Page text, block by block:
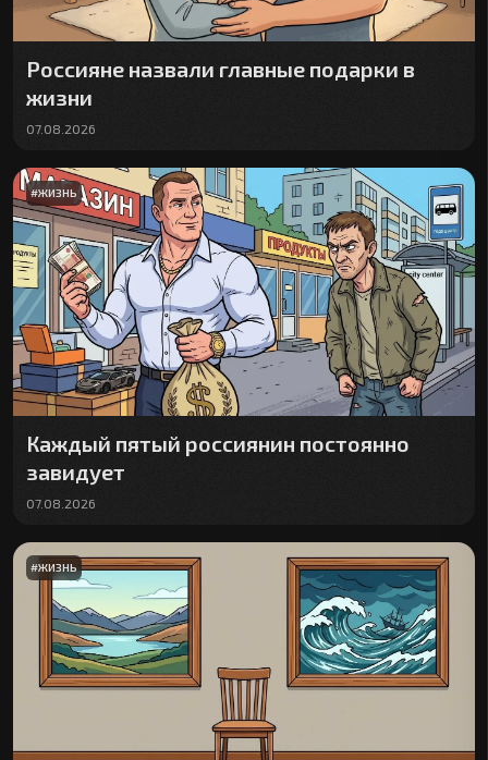
Россияне назвали главные подарки в
жизни
07.08.2026
#ЖИЗНЬ
Каждый пятый россиянин постоянно
завидует
07.08.2026
#ЖИЗНЬ